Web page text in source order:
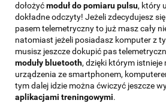
dołożyćmoduł do pomiaru pulsu, który
dokładne odczyty! Jeżeli zdecydujesz
pasem telemetryczny to już masz cały
natomiast jeżeli posiadasz komputer z
musisz jeszcze dokupić pas
moduły bluetooth, dzięki którym
urządzenia ze smartphonem,
tym dalej idzie można ćwiczyć jeszcze
aplikacjami treningowymi.